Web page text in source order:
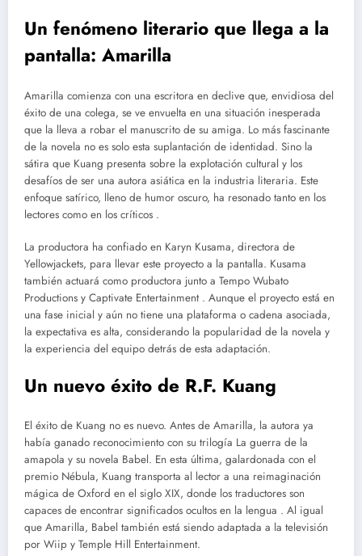
Un fenómeno literario que llega a la
pantalla: Amarilla
Amarilla comienza con una escritora en declive que, envidiosa del
éxito de una colega, se ve envuelta en una situación inesperada
que la lleva a robar el manuscrito de su amiga. Lo más fascinante
de la novela no es solo esta suplantación de identidad. Sino la
sátira que Kuang presenta sobre la explotación cultural y los
desafíos de ser una autora asiática en la industria literaria. Este
enfoque satírico, lleno de humor oscuro, ha resonado tanto en los
lectores como en los críticos .
La productora ha confiado en Karyn Kusama, directora de
Yellowjackets, para llevar este proyecto a la pantalla. Kusama
también actuará como productora junto a Tempo Wubato
Productions y Captivate Entertainment . Aunque el proyecto está en
una fase inicial y aún no tiene una plataforma o cadena asociada,
la expectativa es alta, considerando la popularidad de la novela y
la experiencia del equipo detrás de esta adaptación.
Un nuevo éxito de R.F. Kuang
El éxito de Kuang no es nuevo. Antes de Amarilla, la autora ya
había ganado reconocimiento con su trilogía La guerra de la
amapola y su novela Babel. En esta última, galardonada con el
premio Nébula, Kuang transporta al lector a una reimaginación
mágica de Oxford en el siglo XIX, donde los traductores son
capaces de encontrar significados ocultos en la lengua . Al igual
que Amarilla, Babel también está siendo adaptada a la televisión
por Wiip y Temple Hill Entertainment.